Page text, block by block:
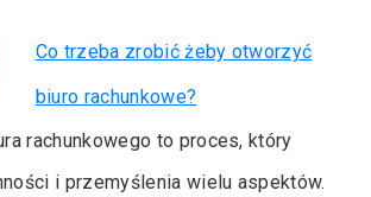
Co trzeba zrobić żeby otworzyć
biuro rachunkowe?
rachunkowego to proces, który
i przemyślenia wielu aspektów.